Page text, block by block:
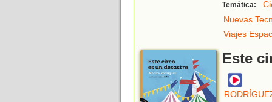
Temática:
Nuevas
Viajes
Este